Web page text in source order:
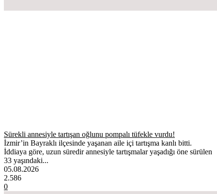
Sürekli annesiyle tartışan oğlunu pompalı tüfekle vurdu!
İzmir’in Bayraklı ilçesinde yaşanan aile içi tartışma kanlı bitti.
İddiaya göre, uzun süredir annesiyle tartışmalar yaşadığı öne sürülen
33 yaşındaki...
05.08.2026
2.586
0